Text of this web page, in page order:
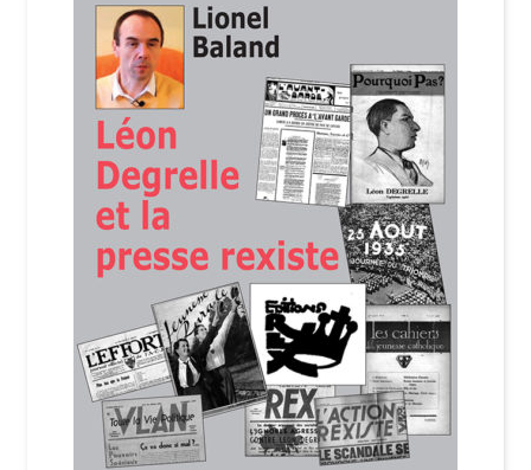
Login Customizer
Newsletter
Nous Contacter
Politique de confidentialité et cookies
Qui sommes-nous ?
Soutien à Philippe Randa
Suivi de la Commande